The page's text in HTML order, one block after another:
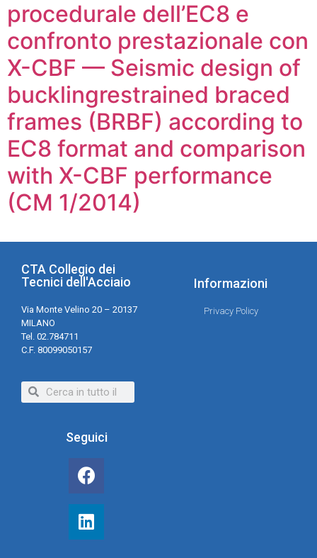
procedurale dell’EC8 e
confronto prestazionale con
X-CBF — Seismic design of
bucklingrestrained braced
frames (BRBF) according to
EC8 format and comparison
with X-CBF performance
(CM 1/2014)
CTA Collegio dei
Tecnici dell'Acciaio
Via Monte Velino 20 – 20137
MILANO
Tel. 02.784711
C.F. 80099050157
Informazioni
Privacy Policy
Seguici